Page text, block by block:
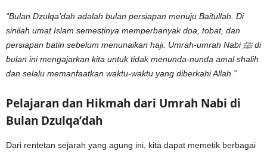
“Bulan Dzulqa’dah adalah bulan persiapan menuju Baitullah. Di
sinilah umat Islam semestinya memperbanyak doa, tobat, dan
persiapan batin sebelum menunaikan haji. Umrah-umrah Nabi ﷺ di
bulan ini mengajarkan kita untuk tidak menunda-nunda amal shalih
dan selalu memanfaatkan waktu-waktu yang diberkahi Allah.”
Pelajaran dan Hikmah dari Umrah Nabi di
Bulan Dzulqa’dah
Dari rentetan sejarah yang agung ini, kita dapat memetik berbagai